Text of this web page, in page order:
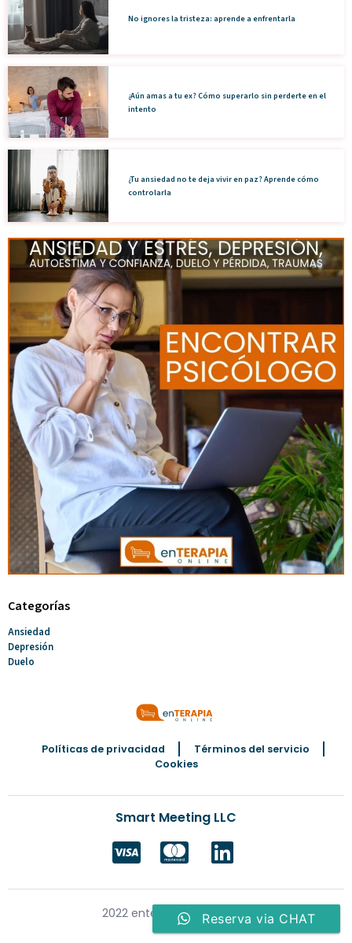
No ignores la tristeza: aprende a enfrentarla
¿Aún amas a tu ex? Cómo superarlo sin perderte en el
intento
¿Tu ansiedad no te deja vivir en paz? Aprende cómo
controlarla
Categorías
Ansiedad
Depresión
Duelo
Políticas de privacidad
Términos del servicio
Cookies
Smart Meeting LLC
2022 enterapiaonline.comReserva via CHAT